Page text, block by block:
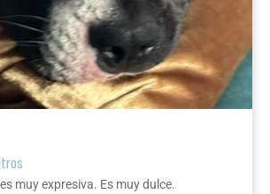
muy expresiva. Es muy dulce.